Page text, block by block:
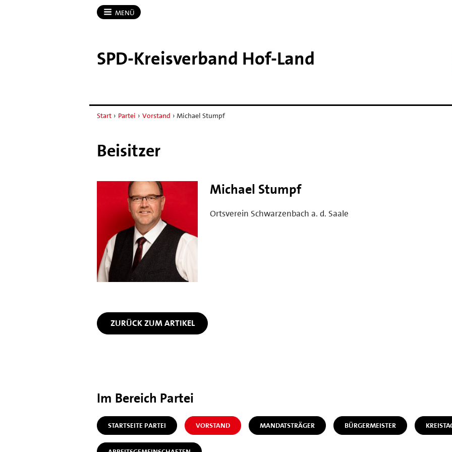
MENÜ
SPD-​Kreisverband Hof-​Land
Start › Partei › Vorstand › Michael Stumpf
Beisitzer
Michael Stumpf
Ortsverein Schwarzenbach a. d. Saale
ZURÜCK ZUM ARTIKEL
Im Bereich Partei
STARTSEITE PARTEI VORSTAND MANDATSTRÄGER BÜRGERMEISTER